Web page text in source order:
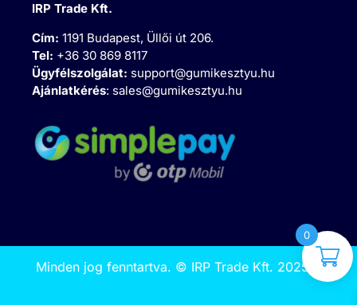
IRP Trade Kft.
Cím:1191 Budapest, Üllői út 206.
Tel: +36 30 869 8117
Ügyfélszolgálat: support@gumikesztyu.hu
Ajánlatkérés: sales@gumikesztyu.hu
Minden jog fenntartva. © IRP Trade Kft. 2025
0